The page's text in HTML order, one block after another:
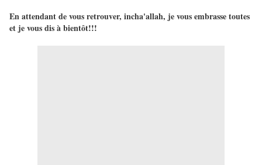
En attendant de vous retrouver, incha'allah, je vous embrasse toutes
et je vous dis à bientôt!!!